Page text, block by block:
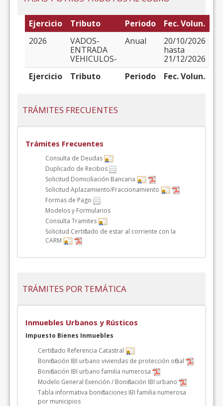
Ejercicio Tributo Periodo
Fec. Volun.
2026
VADOS-
ENTRADA
VEHICULOS-
Anual
20/10/2026
hasta
21/12/2026
Ejercicio
Tributo Periodo Fec. Volun.
TRÁMITES FRECUENTES
Trámites Frecuentes
Consulta de Deudas
Duplicado de Recibos
Solicitud Domiciliación Bancaria
Solicitud Aplazamiento/Fraccionamiento
Formas de Pago
Modelos y Formularios
Consulta Tramites
Solicitud Certificado de estar al corriente con la
CARM
TRÁMITES POR TEMÁTICA
Inmuebles Urbanos y Rústicos
Impuesto Bienes Inmuebles
Certificado Referencia Catastral
Bonificación IBI urbano viviendas de protección oficial
Bonificación IBI urbano familia numerosa
Modelo General Exención / Bonificación IBI urbano
Tabla informativa bonificaciones IBI familia numerosa
por municipios